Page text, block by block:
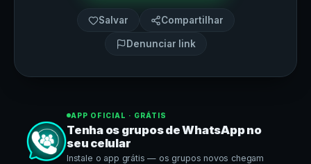
Salvar Compartilhar
Denunciar link
APP OFICIAL · GRÁTIS
Tenha os grupos deWhatsAppno
seu celular
Instale o app grátis — os grupos novos chegam